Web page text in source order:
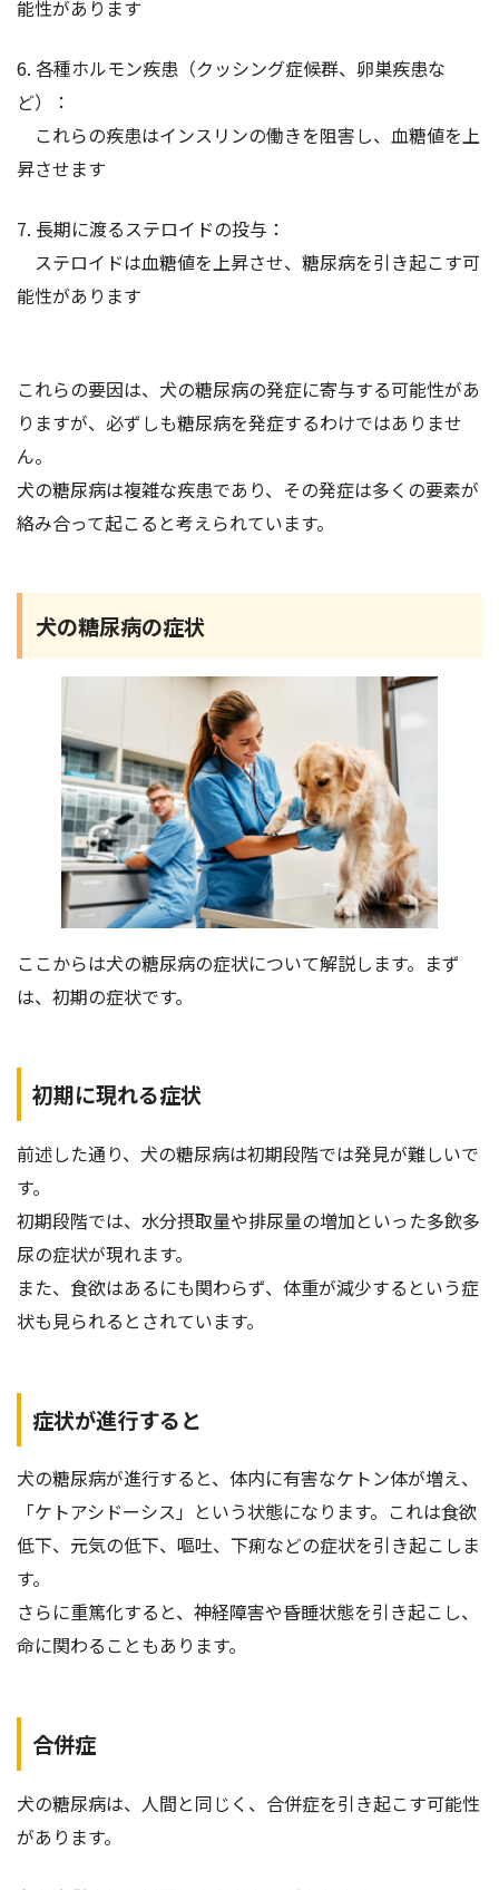
能性があります
6. 各種ホルモン疾患（クッシング症候群、卵巣疾患な
ど）：
これらの疾患はインスリンの働きを阻害し、血糖値を上
昇させます
7. 長期に渡るステロイドの投与：
ステロイドは血糖値を上昇させ、糖尿病を引き起こす可
能性があります
これらの要因は、犬の糖尿病の発症に寄与する可能性があ
りますが、必ずしも糖尿病を発症するわけではありませ
ん。
犬の糖尿病は複雑な疾患であり、その発症は多くの要素が
絡み合って起こると考えられています。
犬の糖尿病の症状
ここからは犬の糖尿病の症状について解説します。まず
は、初期の症状です。
初期に現れる症状
前述した通り、犬の糖尿病は初期段階では発見が難しいで
す。
初期段階では、水分摂取量や排尿量の増加といった多飲多
尿の症状が現れます。
また、食欲はあるにも関わらず、体重が減少するという症
状も見られるとされています。
症状が進行すると
犬の糖尿病が進行すると、体内に有害なケトン体が増え、
「ケトアシドーシス」という状態になります。これは食欲
低下、元気の低下、嘔吐、下痢などの症状を引き起こしま
す。
さらに重篤化すると、神経障害や昏睡状態を引き起こし、
命に関わることもあります。
合併症
犬の糖尿病は、人間と同じく、合併症を引き起こす可能性
があります。